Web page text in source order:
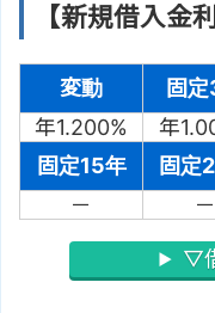
【新規借入金利
変動 固
年1.200%
年
固定15年
固定
－
－
▽